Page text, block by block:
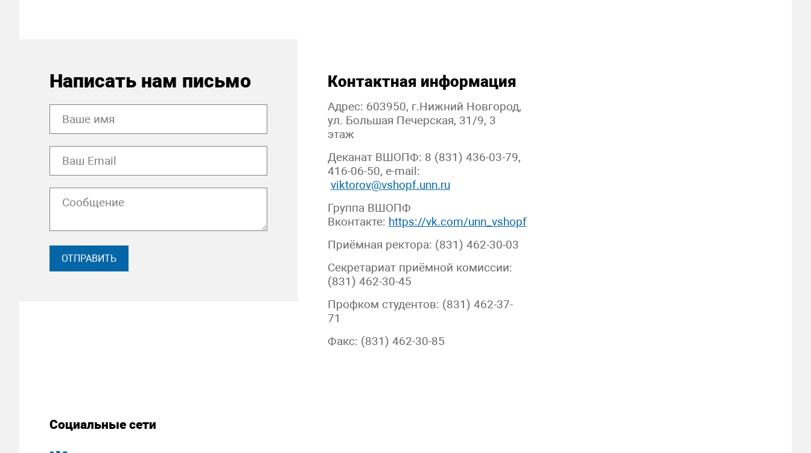
Написать нам письмо Контактная информация
Адрес: 603950, г.Нижний Новгород,
ул. Большая Печерская, 31/9, 3
этаж
Деканат ВШОПФ: 8 (831) 436-03-79,
416-06-50, e-mail:
viktorov@vshopf.unn.ru
Группа ВШОПФ
Вконтакте: https://vk.com/unn_vshopf
Приёмная ректора: (831) 462-30-03
Секретариат приёмной комиссии:
(831) 462-30-45
Профком студентов: (831) 462-37-
71
Факс: (831) 462-30-85
Социальные сети